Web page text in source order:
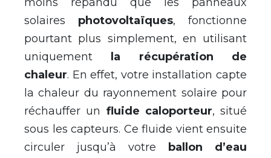
moins répandu que les panneaux
solaires photovoltaïques, fonctionne
pourtant plus simplement, en utilisant
uniquement la
récupération de
chaleur. En effet, votre installation capte
la chaleur du rayonnement solaire pour
réchauffer un fluide caloporteur, situé
sous les capteurs. Ce fluide vient ensuite
circuler jusqu’à votre ballon d’eau